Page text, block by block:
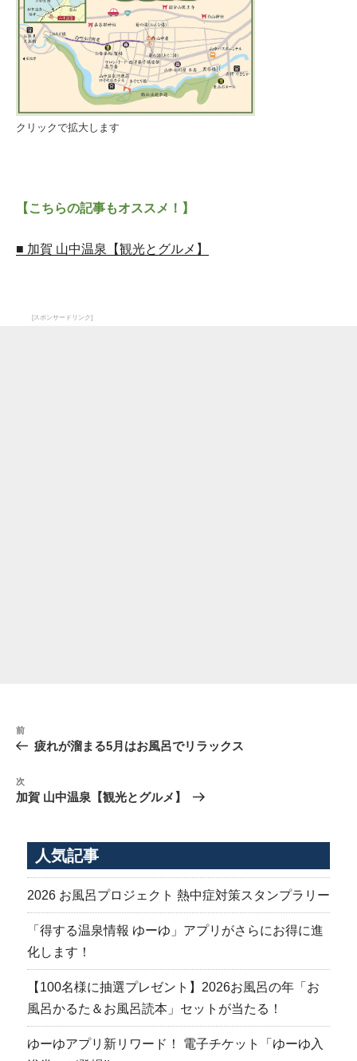
クリックで拡大します
【こちらの記事もオススメ！】
■ 加賀 山中温泉【観光とグルメ】
[スポンサードリンク]
投
稿
ビ
ゲ
ン
前
の
稿
前
疲れが溜まる5月はお風呂でリラックス
次
の
次
加賀 山中温泉【観光とグルメ】
人気記事
2026 お風呂プロジェクト 熱中症対策スタンプラリー
「得する温泉情報 ゆーゆ」アプリがさらにお得に進
化します！
【100名様に抽選プレゼント】2026お風呂の年「お
風呂かるた＆お風呂読本」セットが当たる！
ゆーゆアプリ新リワード！ 電子チケット「ゆーゆ入